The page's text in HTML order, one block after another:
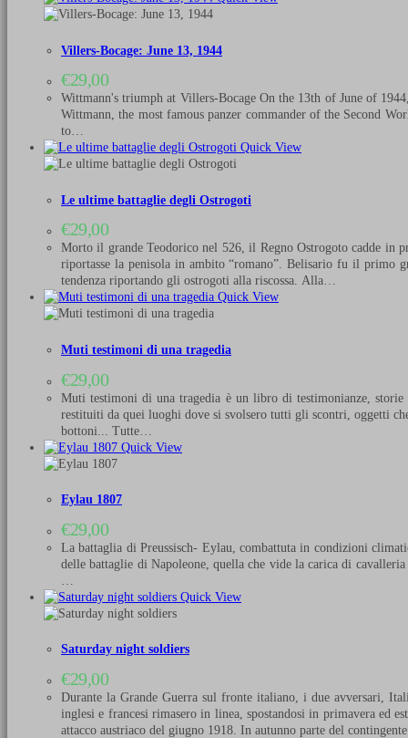
Villers-Bocage: June 13, 1944
€29,00
Wittmann's triumph at Villers-Bocage On the 13th of June of
Wittmann, the most famous panzer commander of the Second
to…
Quick View
Le ultime battaglie degli Ostrogoti
€29,00
Morto il grande Teodorico nel 526, il Regno Ostrogoto cadde in
riportasse la penisola in ambito “romano”. Belisario fu il primo
tendenza riportando gli ostrogoti alla riscossa. Alla…
Quick View
Muti testimoni di una tragedia
€29,00
Muti testimoni di una tragedia è un libro di testimonianze,
restituiti da quei luoghi dove si svolsero tutti gli scontri, oggetti
bottoni... Tutte…
Quick View
Eylau 1807
€29,00
La battaglia di Preussisch- Eylau, combattuta in condizioni
delle battaglie di Napoleone, quella che vide la carica di
Quick View
Saturday night soldiers
€29,00
Durante la Grande Guerra sul fronte italiano, i due avversari,
inglesi e francesi rimasero in linea, spostandosi in primavera ed
attacco austriaco del giugno 1918. In autunno parte del